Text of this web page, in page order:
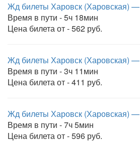
Жд билеты Харовск (Харовская)
Время в пути - 5ч 18мин
Цена билета от - 562 руб.
Жд билеты Харовск (Харовская)
Время в пути - 3ч 11мин
Цена билета от - 411 руб.
Жд билеты Харовск (Харовская) —
Время в пути - 7ч 5мин
Цена билета от - 596 руб.